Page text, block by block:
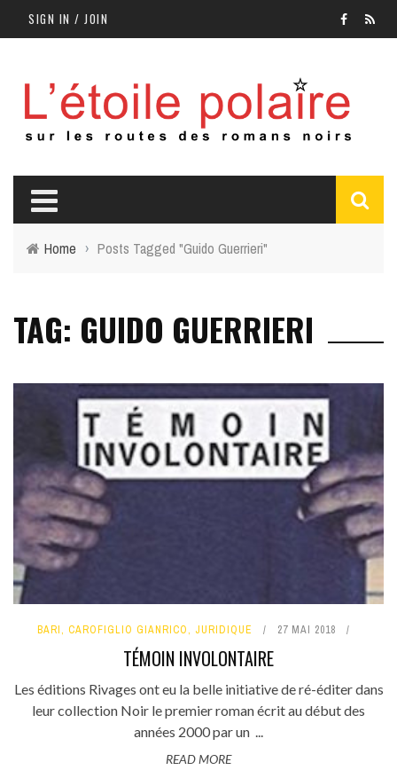
SIGN IN / JOIN
Home › Posts Tagged "Guido Guerrieri"
TAG: GUIDO GUERRIERI
BARI, CAROFIGLIO GIANRICO, JURIDIQUE 27 MAI 2018
TÉMOIN INVOLONTAIRE
Les éditions Rivages ont eu la belle initiative de ré-éditer dans
leur collection Noir le premier roman écrit au début des
années 2000 par un ...
READ MORE